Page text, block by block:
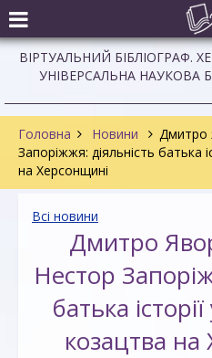
ВІРТУАЛЬНИЙ БІБЛІОГРАФ.
УНІВЕРСАЛЬНА НАУКОВА
Головна Новини
Дмитро
Запоріжжя: діяльність батька
на Херсонщині
Всі новини
Дмитро
Нестор
батька
козацтва